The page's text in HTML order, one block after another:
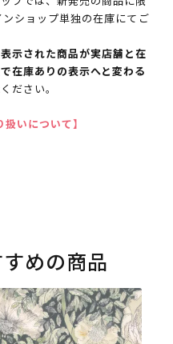
ショップ単独の在庫にてご
示された商品が実店舗と在
在庫ありの表示へと変わる
ださい。
いについて】
めの商品